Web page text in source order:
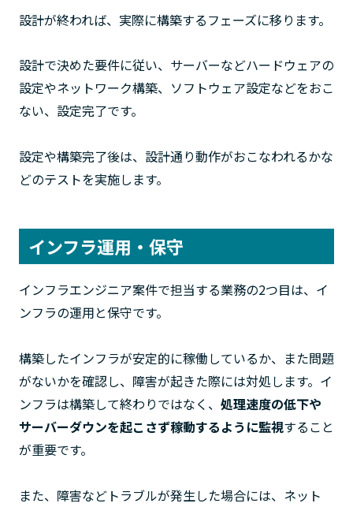
設計が終われば、実際に構築するフェーズに移ります。
設計で決めた要件に従い、サーバーなどハードウェアの
設定やネットワーク構築、ソフトウェア設定などをおこ
ない、設定完了です。
設定や構築完了後は、設計通り動作がおこなわれるかな
どのテストを実施します。
インフラ運用・保守
インフラエンジニア案件で担当する業務の2つ目は、イ
ンフラの運用と保守です。
構築したインフラが安定的に稼働しているか、また問題
がないかを確認し、障害が起きた際には対処します。イ
ンフラは構築して終わりではなく、 処理速度の低下や
サーバーダウンを起こさず稼動するように監視すること
が重要です。
また、障害などトラブルが発生した場合には、ネット